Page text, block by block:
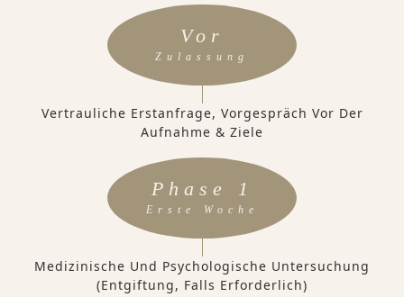
Vor
Zulassung
Vertrauliche Erstanfrage, Vorgespräch Vor Der
Aufnahme & Ziele
Phase 1
Erste Woche
Medizinische Und Psychologische Untersuchung
(Entgiftung, Falls Erforderlich)